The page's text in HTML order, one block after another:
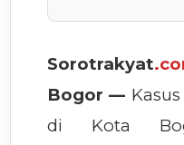
Sorotrakyat
Bogor —
di Kota